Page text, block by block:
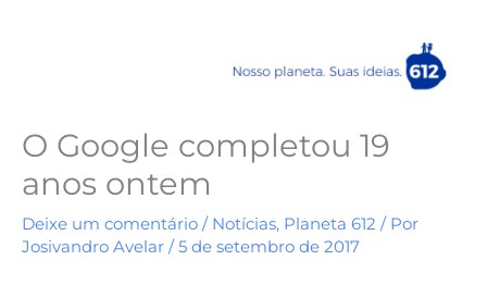
O Google completou 19
anos ontem
Deixe um comentário / Notícias, Planeta 612 / Por
Josivandro Avelar /5 de setembro de 2017